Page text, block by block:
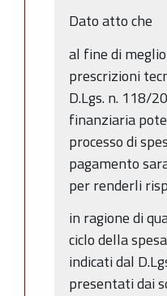
Dato atto che
al fine di
prescrizioni
D.Lgs. n. 118/
finanziaria
processo di
pagamento
per renderli
in ragione di
ciclo della
indicati dal
presentati dai